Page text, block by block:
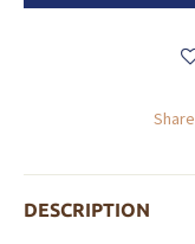
Share
DESCRIPTION